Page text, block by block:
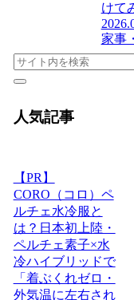
けて
家事
人気記事
【PR】
CORO（コロ）ペ
ルチェ水冷服と
は？日本初上陸・
ペルチェ素子×水
冷ハイブリッドで
「着ぶくれゼロ・
外気温に左右され